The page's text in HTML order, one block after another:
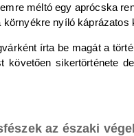
méltó egy aprócska
nyíló káprázatos
írta be magát a
követően sikertörténete
az északi